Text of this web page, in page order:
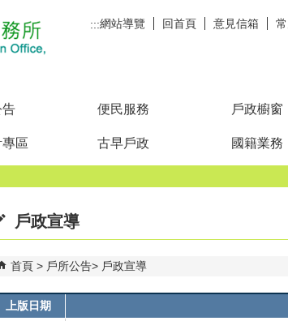
:::網站導覽 回首頁 意見信箱
告 便民服務 戶政櫥窗
專區 古早戶政 國籍業務
戶政宣導
首頁 戶所公告 戶政宣導
上版日期